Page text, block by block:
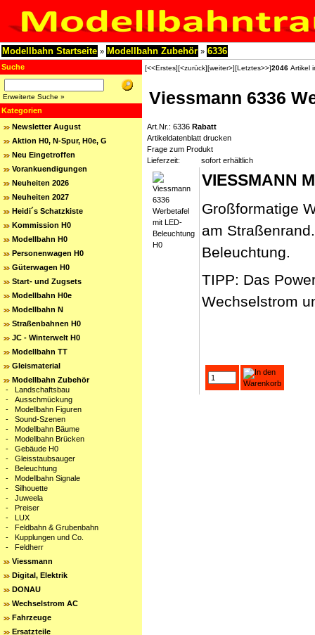
Modellbahn Startseite » Modellbahn Zubehör » 6336
Suche
Erweiterte Suche »
Kategorien
Newsletter August
Aktion H0, N-Spur, H0e, G
Neu Eingetroffen
Vorankuendigungen
Neuheiten 2026
Neuheiten 2027
Heidi´s Schatzkiste
Kommission H0
Modellbahn H0
Personenwagen H0
Güterwagen H0
Start- und Zugsets
Modellbahn H0e
Modellbahn N
Straßenbahnen H0
JC - Winterwelt H0
Modellbahn TT
Gleismaterial
Modellbahn Zubehör
- Landschaftsbau
- Ausschmückung
- Modellbahn Figuren
- Sound-Szenen
- Modellbahn Bäume
- Modellbahn Brücken
- Gebäude H0
- Gleisstaubsauger
- Beleuchtung
- Modellbahn Signale
- Silhouette
- Juweela
- Preiser
- LUX
- Feldbahn & Grubenbahn
- Kupplungen und Co.
- Feldherr
Viessmann
Digital, Elektrik
DONAU
Wechselstrom AC
Fahrzeuge
Ersatzteile
[<<Erstes][<zurück][weiter>][Letztes>>]2046 Artikel
Viessmann 6336
Art.Nr.: 6336 Rabatt
Artikeldatenblatt drucken
Frage zum Produkt
Lieferzeit:
sofort erhältlich
VIESSMANN
Großformatige
am
Beleuchtung.
TIPP: Das
Wechselstrom